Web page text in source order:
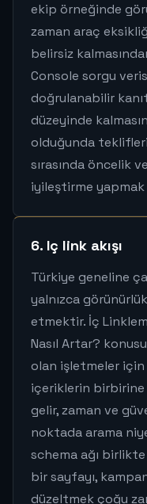
ekip örneğinde
zaman araç
belirsiz
Console sorgu
doğrulanabilir
düzeyinde
olduğunda teklifleri
sırasında öncelik
iyileştirme yapmak
6. Iç link akışı
Türkiye geneline
yalnızca
etmektir. İç
Nasıl Artar?
olan işletmeler
içeriklerin birbirine
gelir, zaman ve
noktada arama
schema ağı
bir sayfayı,
düzeltmek çoğu